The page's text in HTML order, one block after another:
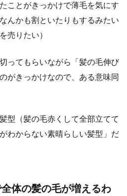
ことがきっかけで薄毛を気にす
んかも割といたりもするみたい
売りたい）
ってもらいながら「髪の毛伸び
がきっかけなので、ある意味同
型（髪の毛赤くして全部立てて
わからない素晴らしい髪型」だ
全体の髪の毛が増えるわ